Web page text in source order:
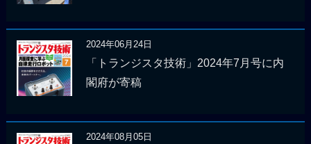
2024年06月24日
「トランジスタ技術」2024年7月号に内
閣府が寄稿
2024年08月05日